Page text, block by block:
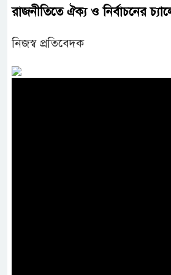
রাজনীতিতে ঐক্য ও নির্বাচনের
নিজস্ব প্রতিবেদক